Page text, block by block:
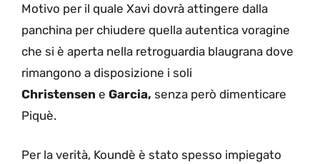
Motivo per il quale Xavi dovrà attingere dalla
panchina per chiudere quella autentica voragine
che si è aperta nella retroguardia blaugrana dove
rimangono a disposizione i soli
Christensen e Garcia, senza però dimenticare
Piquè.
Per la verità, Koundè è stato spesso impiegato